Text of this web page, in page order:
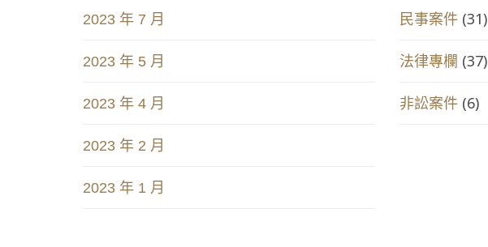
2023 年 7 月
2023 年 5 月
2023 年 4 月
2023 年 2 月
2023 年 1 月
民事案件 (31)
法律專欄 (37)
非訟案件 (6)